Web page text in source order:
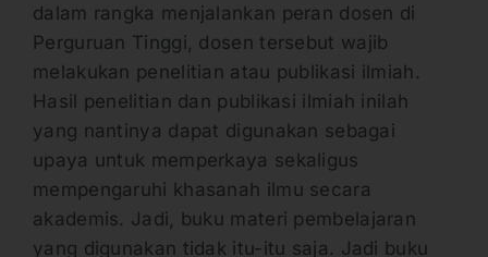
dalam rangka menjalankan peran dosen di
Perguruan Tinggi, dosen tersebut wajib
melakukan penelitian atau publikasi ilmiah.
Hasil penelitian dan publikasi ilmiah inilah
yang nantinya dapat digunakan sebagai
upaya untuk memperkaya sekaligus
mempengaruhi khasanah ilmu secara
akademis. Jadi, buku materi pembelajaran
yang digunakan tidak itu-itu saja. Jadi buku